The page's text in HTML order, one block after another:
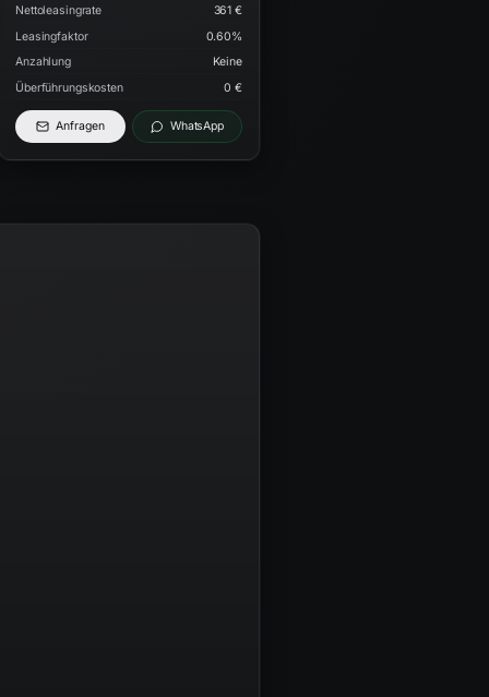
Nettoleasingrate
361 €
Leasingfaktor
0.60%
Anzahlung
Keine
Überführungskosten
0 €
Anfragen WhatsApp